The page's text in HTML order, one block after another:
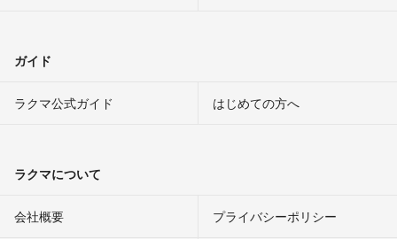
ガイド
ラクマ公式ガイド はじめての方へ
ラクマについて
会社概要 プライバシーポリシー